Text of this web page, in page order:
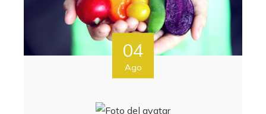
04
Ago